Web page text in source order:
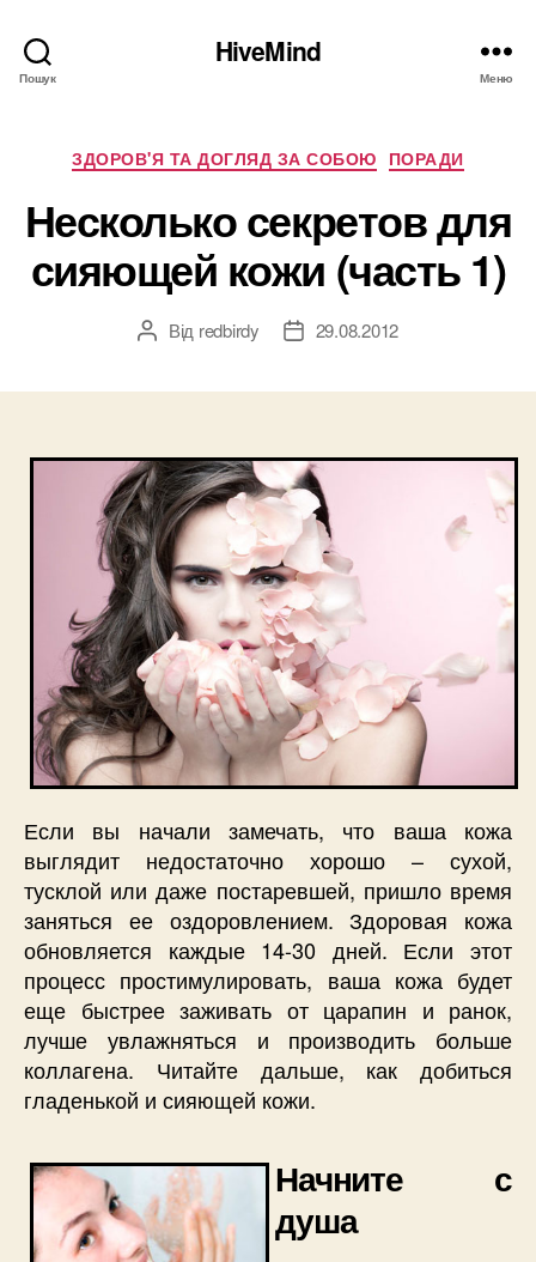
Пошук
HiveMind
Меню
Категорії
ЗДОРОВ'Я ТА ДОГЛЯД ЗА СОБОЮ ПОРАДИ
Несколько секретов для
сияющей кожи (часть 1)
Автор
Від redbirdy
Дата29.08.2012
Если вы начали замечать, что ваша кожа
выглядит недостаточно хорошо – сухой,
тусклой или даже постаревшей, пришло время
заняться ее оздоровлением. Здоровая кожа
обновляется каждые 14-30 дней. Если этот
процесс простимулировать, ваша кожа будет
еще быстрее заживать от царапин и ранок,
лучше увлажняться и производить больше
коллагена. Читайте дальше, как добиться
гладенькой и сияющей кожи.
Начните с
душа